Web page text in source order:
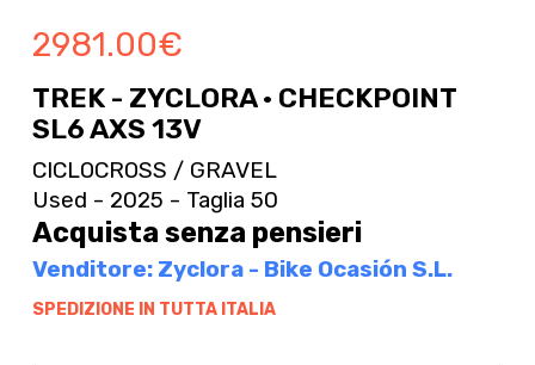
2981.00€
TREK - ZYCLORA · CHECKPOINT
SL6 AXS 13V
CICLOCROSS / GRAVEL
Used - 2025 - Taglia 50
Acquista senza pensieri
Venditore: Zyclora - Bike Ocasión S.L.
SPEDIZIONE IN TUTTA ITALIA